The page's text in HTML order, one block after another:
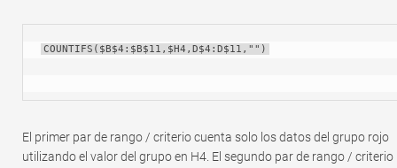
COUNTIFS($B$4:$B$11,$H4,D$4:D$11,"")
El primer par de rango / criterio cuenta solo los datos del grupo rojo
utilizando el valor del grupo en H4. El segundo par de rango / criterio